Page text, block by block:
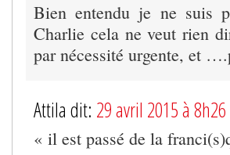
Bien entendu je ne suis
Charlie cela ne veut rien
par nécessité urgente, et
Attila dit: 29 avril 2015 à 8h26
« il est passé de la